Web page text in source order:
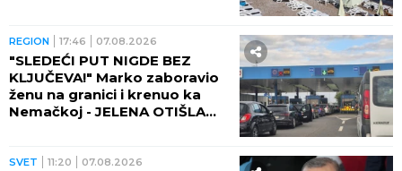
REGION 17:46 07.08.2026
"SLEDEĆI PUT NIGDE BEZ
KLJUČEVA!" Marko zaboravio
ženu na granici i krenuo ka
Nemačkoj - JELENA OTIŠLA
SVET 11:20 07.08.2026